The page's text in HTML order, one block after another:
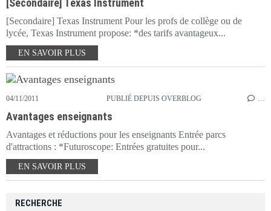
[Secondaire] Texas Instrument
[Secondaire] Texas Instrument Pour les profs de collège ou de
lycée, Texas Instrument propose: *des tarifs avantageux...
EN SAVOIR PLUS
04/11/2011 PUBLIÉ DEPUIS OVERBLOG …
Avantages enseignants
Avantages et réductions pour les enseignants Entrée parcs
d'attractions : *Futuroscope: Entrées gratuites pour...
EN SAVOIR PLUS
RECHERCHE